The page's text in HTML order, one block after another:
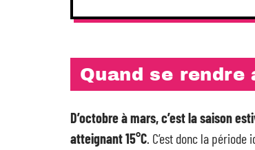
Quand se rendre
D’octobre à mars, c’est la saison
atteignant 15°C. C’est donc la période